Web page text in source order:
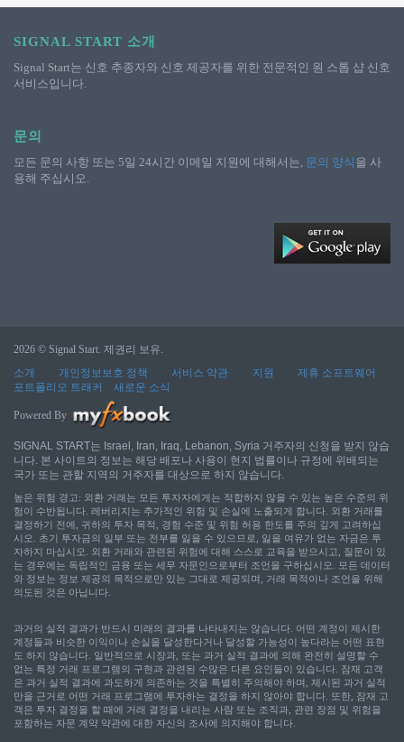
SIGNAL START 소개
Signal Start는 신호 추종자와 신호 제공자를 위한 전문적인 원 스톱 샵 신호
서비스입니다.
문의
모든 문의 사항 또는 5일 24시간 이메일 지원에 대해서는, 문의 양식 을 사
용해 주십시오.
2026 © Signal Start. 제권리 보유.
소개
개인정보보호 정책 서비스 약관 지원
제휴 소프트웨어
포트폴리오 트래커
새로운 소식
Powered By
SIGNAL START는 Israel, Iran, Iraq, Lebanon, Syria 거주자의 신청을 받지 않습
니다. 본 사이트의 정보는 해당 배포나 사용이 현지 법률이나 규정에 위배되는
국가 또는 관할 지역의 거주자를 대상으로 하지 않습니다.
높은 위험 경고: 외환 거래는 모든 투자자에게는 적합하지 않을 수 있는 높은 수준의 위
험이 수반됩니다. 레버리지는 추가적인 위험 및 손실에 노출되게 합니다. 외환 거래를
결정하기 전에, 귀하의 투자 목적, 경험 수준 및 위험 허용 한도를 주의 깊게 고려하십
시오. 초기 투자금의 일부 또는 전부를 잃을 수 있으므로, 잃을 여유가 없는 자금은 투
자하지 마십시오. 외환 거래와 관련된 위험에 대해 스스로 교육을 받으시고, 질문이 있
는 경우에는 독립적인 금융 또는 세무 자문인으로부터 조언을 구하십시오. 모든 데이터
와 정보는 정보 제공의 목적으로만 있는 그대로 제공되며, 거래 목적이나 조언을 위해
의도된 것은 아닙니다.
과거의 실적 결과가 반드시 미래의 결과를 나타내지는 않습니다. 어떤 계정이 제시한
계정들과 비슷한 이익이나 손실을 달성한다거나 달성할 가능성이 높다라는 어떤 표현
도 하지 않습니다. 일반적으로 시장과, 또는 과거 실적 결과에 의해 완전히 설명할 수
없는 특정 거래 프로그램의 구현과 관련된 수많은 다른 요인들이 있습니다. 잠재 고객
은 과거 실적 결과에 과도하게 의존하는 것을 특별히 주의해야 하며, 제시된 과거 실적
만을 근거로 어떤 거래 프로그램에 투자하는 결정을 하지 않아야 합니다. 또한, 잠재 고
객은 투자 결정을 할 때에 거래 결정을 내리는 사람 또는 조직과, 관련 장점 및 위험을
포함하는 자문 계약 약관에 대한 자신의 조사에 의지해야 합니다.